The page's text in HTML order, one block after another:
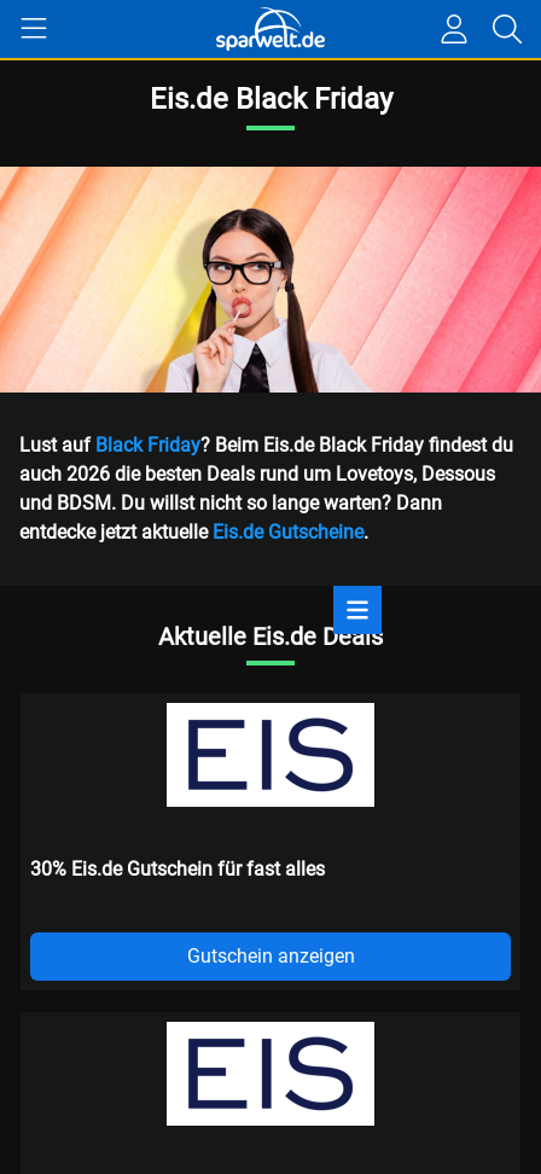
Eis.de Black Friday
Lust auf Black Friday? Beim Eis.de Black Friday findest du
auch 2026 die besten Deals rund um Lovetoys, Dessous
und BDSM. Du willst nicht so lange warten? Dann
entdecke jetzt aktuelle Eis.de Gutscheine.
Aktuelle Eis.de Deals
30% Eis.de Gutschein für fast alles
Gutschein anzeigen